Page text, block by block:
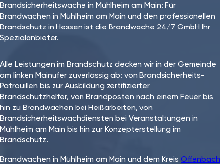
Brandsicherheitswache in Mühlheim am Main: Für
Brandwachen in Mühlheim am Main und den professionellen
Brandschutz in Hessen ist die Brandwache 24/7 GmbH Ihr
Spezialanbieter.
Alle Leistungen im Brandschutz decken wir in der Gemeinde
am linken Mainufer zuverlässig ab: von Brandsicherheits-
Patrouillen bis zur Ausbildung zertifizierter
Brandschutzhelfer, von Brandposten nach einem Feuer bis
hin zu Brandwachen bei Heißarbeiten, von
Brandsicherheitswachdiensten bei Veranstaltungen in
Mühlheim am Main bis hin zur Konzepterstellung im
Brandschutz.
Brandwachen in Mühlheim am Main und dem Kreis Offenbach